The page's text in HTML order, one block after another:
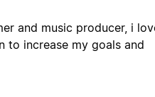
and music producer, i
to increase my goals and